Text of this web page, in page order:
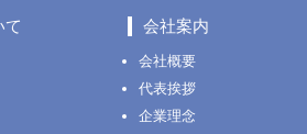
て 会社案内
会社概要
代表挨拶
企業理念